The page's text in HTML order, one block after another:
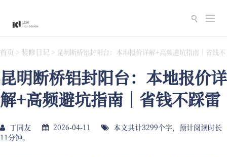
切
换
导
航
首页 > 装修日记 > 昆明断桥铝封阳台：本地报价详解+高频避坑指南｜省钱不
踩雷
昆明断桥铝封阳台：本地报价详
解+高频避坑指南｜省钱不踩雷
丁同友 2026-04-11
本文共计3299个字，预计阅读时长
11分钟。